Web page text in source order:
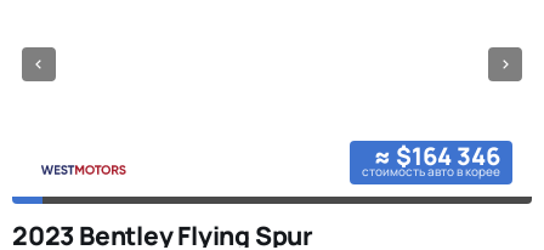
≈ $164 346
стоимость авто в корее
2023 Bentley Flying Spur